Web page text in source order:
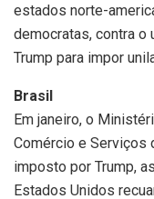
estados norte-
democratas, contra
Trump para impor
Brasil
Em janeiro, o
Comércio e Serviços
imposto por Trump,
Estados Unidos